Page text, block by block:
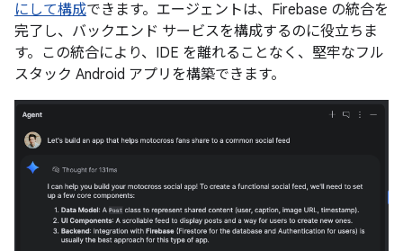
にして構成できます。エージェントは、Firebase の統合を
完了し、バックエンド サービスを構成するのに役立ちま
す。この統合により、IDE を離れることなく、堅牢なフル
スタック Android アプリを構築できます。